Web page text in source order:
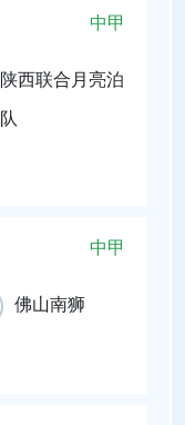
中甲
陕西联合月亮泊
队
中甲
佛山南狮